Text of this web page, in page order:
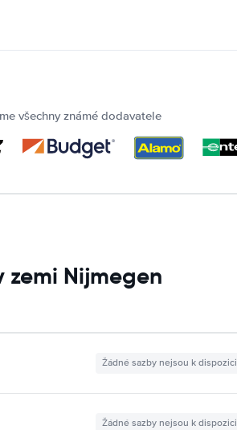
všechny známé dodavatele
Nijmegen
Žádné sazby nejsou k dispozici
Žádné sazby nejsou k dispozici